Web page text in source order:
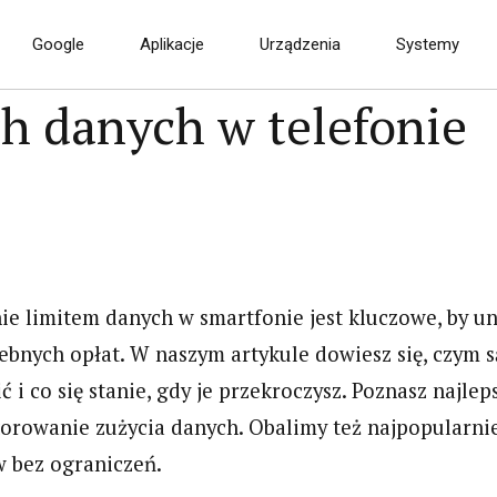
Google
urządzeń.
Aplikacje Urządzenia Systemy
danych w telefonie
limitem danych w smartfonie jest kluczowe, by
opłat. W naszym artykule dowiesz się, czym
i co się stanie, gdy je przekroczysz. Poznasz
zużycia danych. Obalimy też
bez ograniczeń.